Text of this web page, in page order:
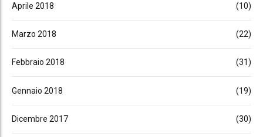
Aprile 2018 (10)
Marzo 2018 (22)
Febbraio 2018 (31)
Gennaio 2018 (19)
Dicembre 2017 (30)